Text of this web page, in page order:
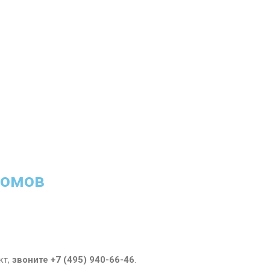
звоните +7 (495) 940-66-46